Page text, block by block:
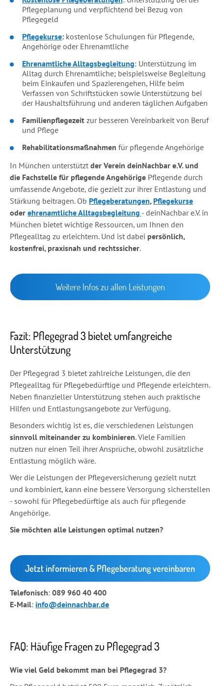
Pflegeplanung und verpflichtend bei Bezug von
Pflegegeld
Pflegekurse: kostenlose Schulungen für Pflegende,
Angehörige oder Ehrenamtliche
Ehrenamtliche Alltagsbegleitung: Unterstützung im
Alltag durch Ehrenamtliche; beispielsweise Begleitung
beim Einkaufen und Spazierengehen, Hilfe beim
Verfassen von Schriftstücken sowie Unterstützung bei
der Haushaltsführung und anderen täglichen Aufgaben
Familienpflegezeit zur besseren Vereinbarkeit von Beruf
und Pflege
Rehabilitationsmaßnahmen für pflegende Angehörige
In München unterstützt der Verein deinNachbar e.V. und
die Fachstelle für pflegende Angehörige Pflegende durch
umfassende Angebote, die gezielt zur ihrer Entlastung und
Stärkung beitragen. Ob Pflegeberatungen, Pflegekurse
oder ehrenamtliche Alltagsbegleitung - deinNachbar e.V. in
München bietet wichtige Ressourcen, um Ihnen den
Pflegealltag zu erleichtern. Und ist dabei persönlich,
kostenfrei, praxisnah und rechtssicher.
Weitere Infos zu allen Leistungen
Fazit: Pflegegrad 3 bietet umfangreiche
Unterstützung
Der Pflegegrad 3 bietet zahlreiche Leistungen, die den
Pflegealltag für Pflegebedürftige und Pflegende erleichtern.
Neben finanzieller Unterstützung stehen auch praktische
Hilfen und Entlastungsangebote zur Verfügung.
Besonders wichtig ist es, die verschiedenen Leistungen
sinnvoll miteinander zu kombinieren. Viele Familien
nutzen nur einen Teil ihrer Ansprüche, obwohl zusätzliche
Entlastung möglich wäre.
Wer die Leistungen der Pflegeversicherung gezielt nutzt
und kombiniert, kann eine bessere Versorgung sicherstellen
- sowohl für Pflegebedürftige als auch für pflegende
Angehörige.
Sie möchten alle Leistungen optimal nutzen?
Jetzt informieren & Pflegeberatung vereinbaren
Telefonisch: 089 960 40 400
E-Mail: info@deinnachbar.de
FAQ: Häufige Fragen zu Pflegegrad 3
Wie viel Geld bekommt man bei Pflegegrad 3?